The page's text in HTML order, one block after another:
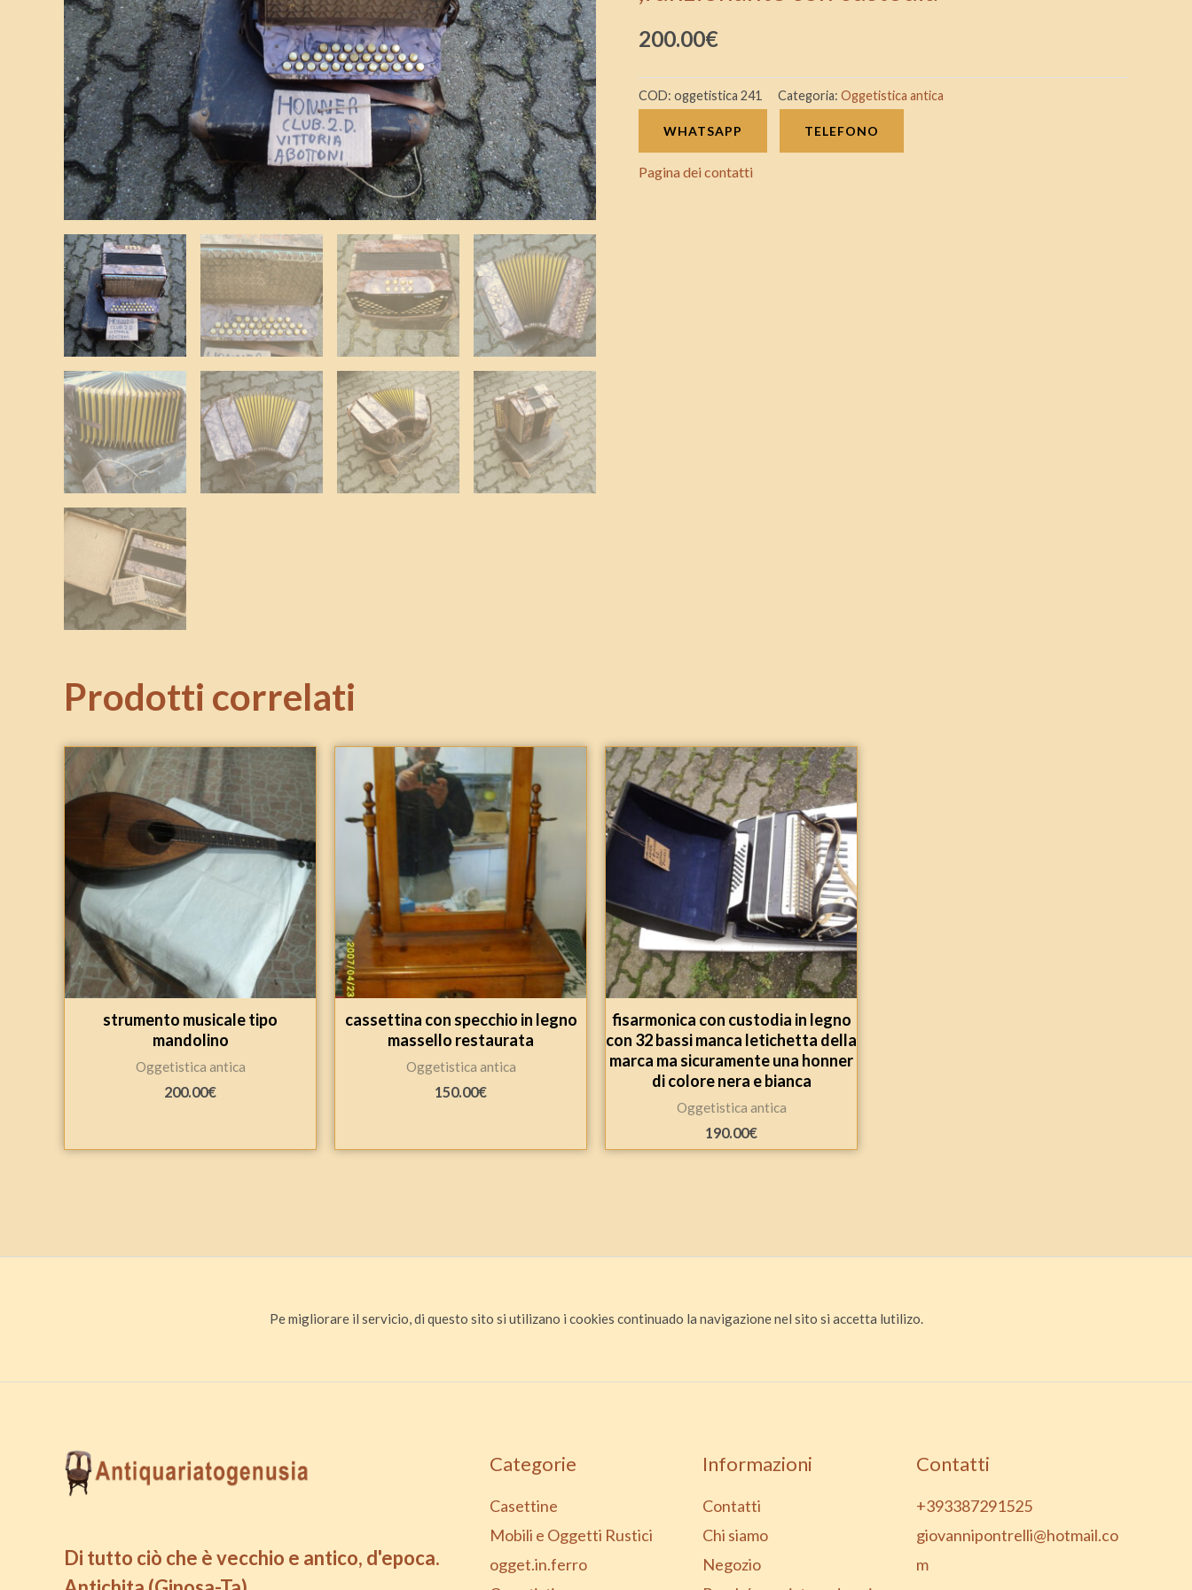
200.00€
nome
2
,funzionante
con
COD: oggetistica 241 Categoria: Oggetistica antica
WHATSAPP TELEFONO
Pagina dei contatti
Prodotti correlati
strumento musicale tipo
mandolino
Oggetistica antica
200.00€
cassettina con specchio in legno
massello restaurata
Oggetistica antica
150.00€
fisarmonica con custodia in legno
con 32 bassi manca letichetta della
marca ma sicuramente una honner
di colore nera e bianca
Oggetistica antica
190.00€
Pe migliorare il servicio, di questo sito si utilizano i cookies continuado la navigazione nel sito si accetta lutilizo.
Di tutto ciò che è vecchio e antico, d'epoca.
Categorie
Casettine
Mobili e Oggetti Rustici
ogget.in.ferro
Informazioni
Contatti
Chi siamo
Negozio
Contatti
+393387291525
giovannipontrelli@hotmail.co
m